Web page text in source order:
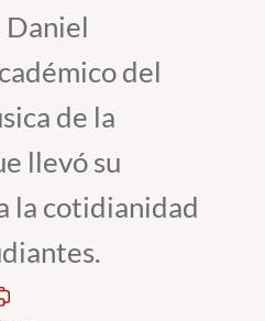
Daniel
del
de la
llevó su
la cotidianidad